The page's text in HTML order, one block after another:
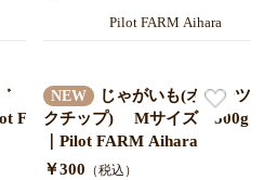
Pilot FARM Aihara
F
NEW
じゃがいも(オホーツ
クチップ) Mサイズ 500g
｜Pilot FARM Aihara
￥300 （税込）